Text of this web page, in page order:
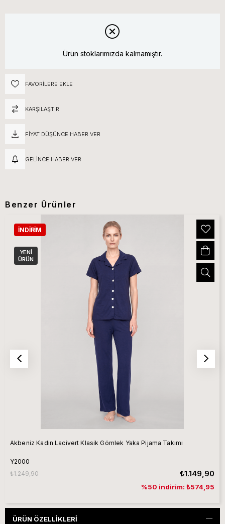
Ürün stoklarımızda kalmamıştır.
FAVORILERE EKLE
KARŞILAŞTIR
FIYAT DÜŞÜNCE HABER VER
GELINCE HABER VER
Benzer Ürünler
Akbeniz Kadın Lacivert Klasik Gömlek Yaka Pijama Takımı
Y2000
₺1.149,90
₺1.249,90
%50 indirim: ₺574,95
İNDIRIM
YENI
ÜRÜN
ÜRÜN ÖZELLIKLERI